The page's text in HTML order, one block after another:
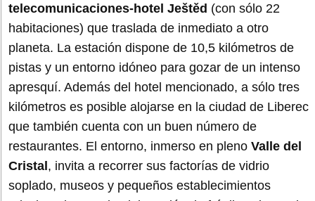
telecomunicaciones-hotel Ještěd (con sólo 22
habitaciones) que traslada de inmediato a otro
planeta. La estación dispone de 10,5 kilómetros de
pistas y un entorno idóneo para gozar de un intenso
apresquí. Además del hotel mencionado, a sólo tres
kilómetros es posible alojarse en la ciudad de Liberec
que también cuenta con un buen número de
restaurantes. El entorno, inmerso en pleno Valle del
Cristal, invita a recorrer sus factorías de vidrio
soplado, museos y pequeños establecimientos